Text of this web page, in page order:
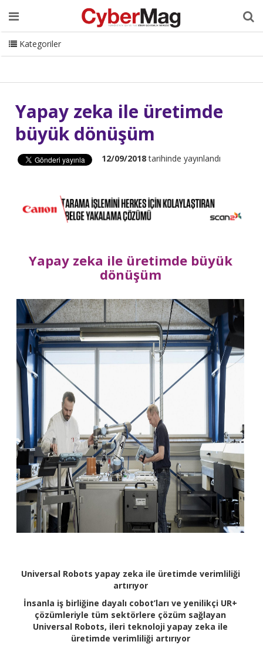
Ana Sayfa Hakkımızda Dergi Editörden
Danışmanlık
ISC Turkey Sizden Gelenler
İletişim
CyberMag Logo
Kategoriler
Yapay zeka ile üretimde
büyük dönüşüm
12/09/2018tarihinde yayınlandı
Yapay zeka ile üretimde büyük
dönüşüm
Universal Robots yapay zeka ile üretimde verimliliği
artırıyor
İnsanla iş birliğine dayalı cobot’ları ve yenilikçi UR+
çözümleriyle tüm sektörlere çözüm sağlayan
Universal Robots, ileri teknoloji yapay zeka ile
üretimde verimliliği artırıyor